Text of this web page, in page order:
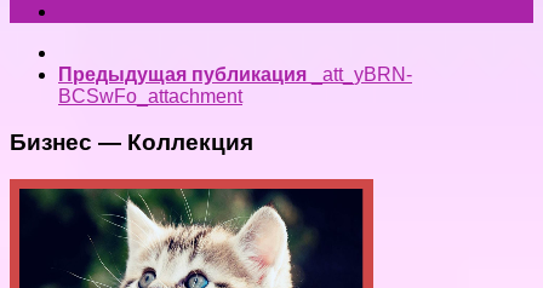
Предыдущая публикация
_att_yBRN-
BCSwFo_attachment
Бизнес — Коллекция